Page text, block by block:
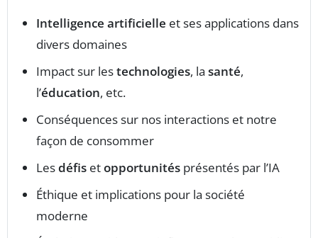
Intelligence artificielle et ses applications dans
divers domaines
Impact sur lestechnologies, la santé,
l’éducation, etc.
Conséquences sur nos interactions et notre
façon de consommer
Lesdéfis etopportunités présentés par l’IA
Éthique et implications pour la société
moderne